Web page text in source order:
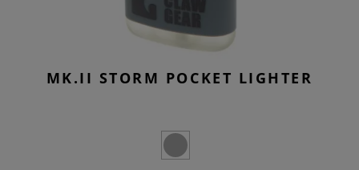
MK.II STORM POCKET LIGHTER